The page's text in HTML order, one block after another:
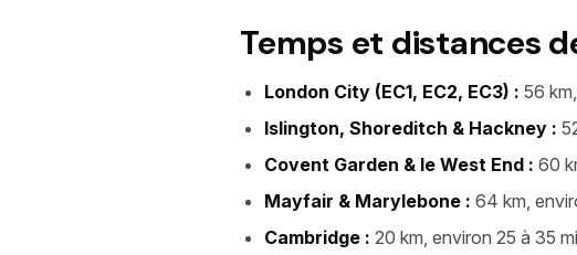
Temps et distances
London City (EC1, EC2, EC3) : 56
Islington, Shoreditch & Hackney :
Covent Garden & le West End : 60
Mayfair & Marylebone : 64 km,
Cambridge : 20 km, environ 25 à 35